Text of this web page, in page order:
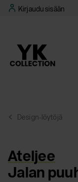
Siirry
suoraan
Kirjaudu sisään
Design-löytöjä
Ateljee
Jalan